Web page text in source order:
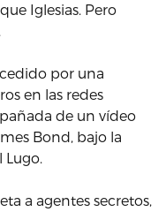
Iglesias. Pero
por una
en las redes
de un vídeo
Bond, bajo la
a agentes secretos,